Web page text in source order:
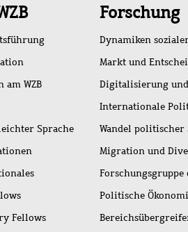
am WZB
Sprache
Fellows
Forschung
Dynamiken
Markt und
Digitalisierung
Internationale
Wandel politischer
Migration und
Politische